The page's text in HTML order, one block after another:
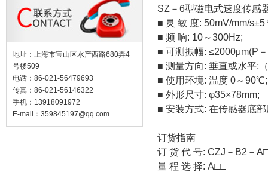
地址：上海市宝山区水产西路680弄4
号楼509
电话：86-021-56479693
传真：86-021-56146322
手机：13918091972
E-mail： 359845197@qq.com
SZ－6型磁电式速度传感
■ 灵 敏 度: 50mV/mm/s±5
■ 频 响: 10～300Hz;
■ 可测振幅: ≤2000μm(P
■ 测量方向: 垂直或水平;
■ 使用环境: 温度 0～
■ 外形尺寸: φ35×78mm;
■ 安装方式: 在传感器底
订货指南
订 货 代 号: CZJ－B2－
量 程 选 择: A□□